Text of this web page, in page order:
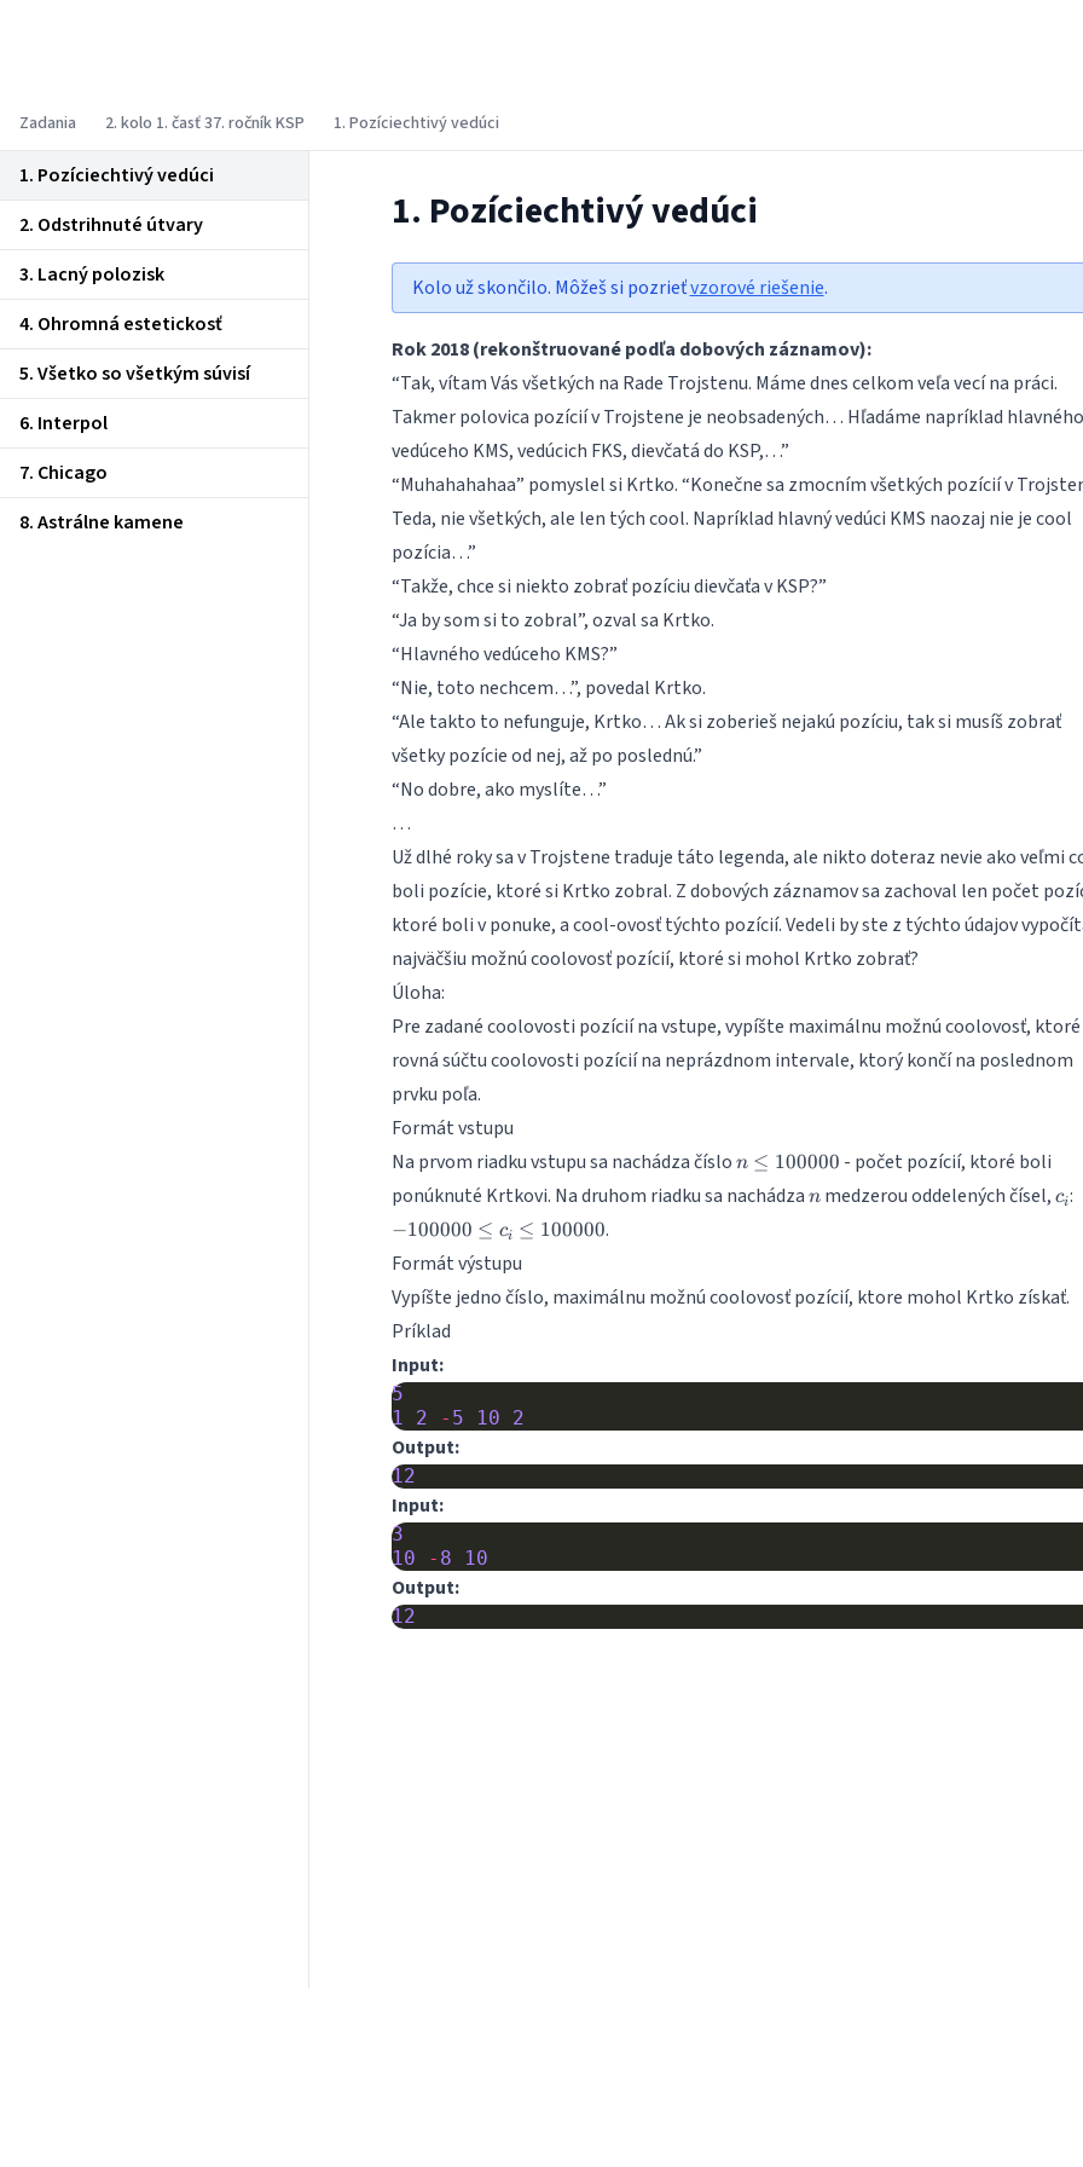
Zadania 2. kolo 1. časť 37. ročník KSP 1. Pozíciechtivý vedúci
1. Pozíciechtivý vedúci
2. Odstrihnuté útvary
3. Lacný polozisk
4. Ohromná estetickosť
5. Všetko so všetkým súvisí
6. Interpol
7. Chicago
8. Astrálne kamene
1. Pozíciechtivý vedúci
Kolo už skončilo. Môžeš si pozrieťvzorové riešenie.
Rok 2018 (rekonštruované podľa dobových záznamov):
“Tak, vítam Vás všetkých na Rade Trojstenu. Máme dnes celkom veľa vecí na práci.
Takmer polovica pozícií v Trojstene je neobsadených… Hľadáme napríklad hlavného
vedúceho KMS, vedúcich FKS, dievčatá do KSP,…”
“Muhahahahaa” pomyslel si Krtko. “Konečne sa zmocním všetkých pozícií v
Teda, nie všetkých, ale len tých cool. Napríklad hlavný vedúci KMS naozaj nie je cool
pozícia…”
“Takže, chce si niekto zobrať pozíciu dievčaťa v KSP?”
“Ja by som si to zobral”, ozval sa Krtko.
“Hlavného vedúceho KMS?”
“Nie, toto nechcem…”, povedal Krtko.
“Ale takto to nefunguje, Krtko… Ak si zoberieš nejakú pozíciu, tak si musíš zobrať
všetky pozície od nej, až po poslednú.”
“No dobre, ako myslíte…”
…
Už dlhé roky sa v Trojstene traduje táto legenda, ale nikto doteraz nevie ako veľmi
boli pozície, ktoré si Krtko zobral. Z dobových záznamov sa zachoval len počet
ktoré boli v ponuke, a cool-ovosť týchto pozícií. Vedeli by ste z týchto údajov
najväčšiu možnú coolovosť pozícií, ktoré si mohol Krtko zobrať?
Úloha:
Pre zadané coolovosti pozícií na vstupe, vypíšte maximálnu možnú coolovosť, ktoré
rovná súčtu coolovosti pozícií na neprázdnom intervale, ktorý končí na poslednom
prvku poľa.
Formát vstupu
Na prvom riadku vstupu sa nachádza číslo n \leq
100000
n ≤ 100000 - počet pozícií, ktoré boli
ponúknuté Krtkovi. Na druhom riadku sa nachádza n
nmedzerou oddelených čísel, c_i
ci:
−100000 ≤ ci ≤ 100000.
Formát výstupu
Vypíšte jedno číslo, maximálnu možnú coolovosť pozícií, ktore mohol Krtko získať.
Príklad
Input:
5
1
2 - 5 10 2
Output:
12
Input:
3
10
- 8 10
Output:
12